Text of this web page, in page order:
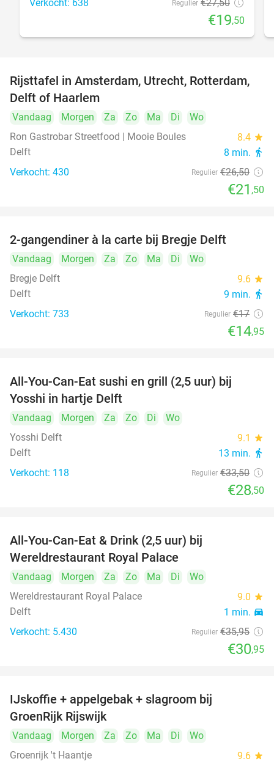
Verkocht: 638 Regulier €27,50
€19,50
19%
Rijsttafel in Amsterdam, Utrecht, Rotterdam,
Delft of Haarlem
Vandaag Morgen Za Zo Ma Di
Wo
Ron Gastrobar Streetfood | Mooie Boules
8.4 star
Delft 8 min. directions_walk
Verkocht: 430 Regulier €26,50
€21 ,50
2-gangendiner à la carte bij Bregje Delft
Vandaag Morgen Za Zo Ma Di
Wo
Bregje Delft
9.6 star
Delft 9 min. directions_walk
Verkocht: 733 Regulier €17
€14,95
All-You-Can-Eat sushi en grill (2,5 uur) bij
Yosshi in hartje Delft
Vandaag Morgen Za Zo Di
Wo
Yosshi Delft
9.1 star
Delft 13 min. directions_walk
Verkocht: 118 Regulier €33,50
€28,50
All-You-Can-Eat & Drink (2,5 uur) bij
Wereldrestaurant Royal Palace
Vandaag Morgen Za Zo Ma Di
Wo
Wereldrestaurant Royal Palace
9.0 star
Delft 1 min. directions_car
Verkocht: 5.430 Regulier €35,95
€30,95
IJskoffie + appelgebak + slagroom bij
GroenRijk Rijswijk
Vandaag Morgen Za Zo Ma Di
Wo
Groenrijk 't Haantje
9.6 star